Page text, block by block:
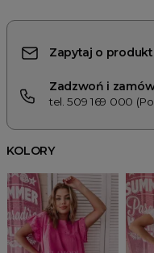
Zapytaj o produkt
Zadzwoń i
tel. 509 169 000
KOLORY